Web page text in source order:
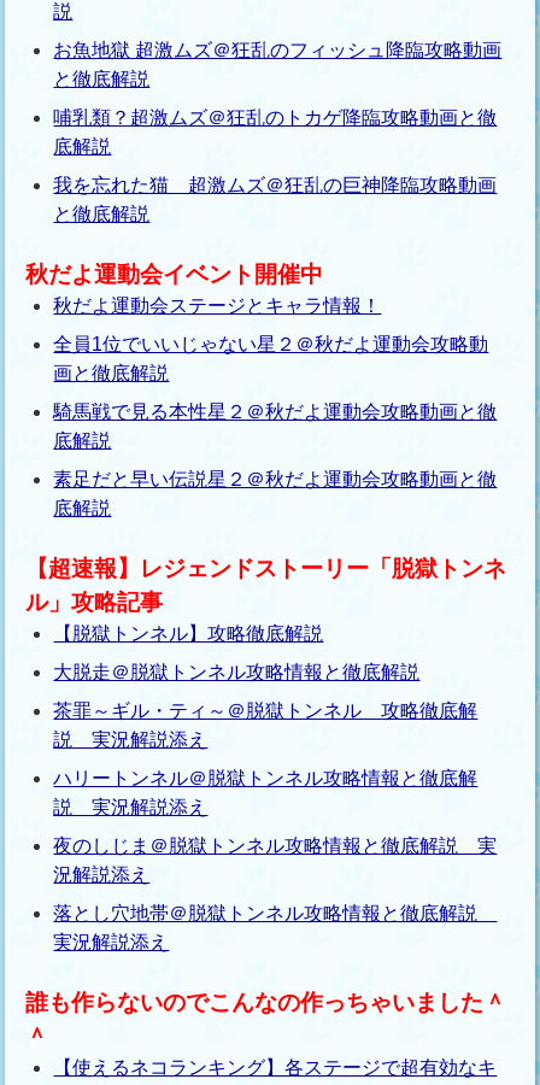
説
お魚地獄 超激ムズ＠狂乱のフィッシュ降臨攻略動画
と徹底解説
哺乳類？超激ムズ＠狂乱のトカゲ降臨攻略動画と徹
底解説
我を忘れた猫 超激ムズ＠狂乱の巨神降臨攻略動画
と徹底解説
秋だよ運動会イベント開催中
秋だよ運動会ステージとキャラ情報！
全員1位でいいじゃない星２＠秋だよ運動会攻略動
画と徹底解説
騎馬戦で見る本性星２＠秋だよ運動会攻略動画と徹
底解説
素足だと早い伝説星２＠秋だよ運動会攻略動画と徹
底解説
【超速報】レジェンドストーリー「脱獄トンネ
ル」攻略記事
【脱獄トンネル】攻略徹底解説
大脱走＠脱獄トンネル攻略情報と徹底解説
茶罪～ギル・ティ～＠脱獄トンネル 攻略徹底解
説 実況解説添え
ハリートンネル＠脱獄トンネル攻略情報と徹底解
説 実況解説添え
夜のしじま＠脱獄トンネル攻略情報と徹底解説 実
況解説添え
落とし穴地帯＠脱獄トンネル攻略情報と徹底解説
実況解説添え
誰も作らないのでこんなの作っちゃいました＾
＾
【使えるネコランキング】各ステージで超有効なキ